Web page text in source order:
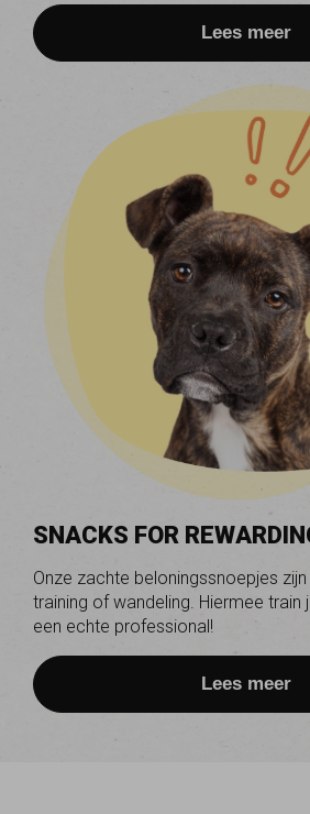
Lees meer
SNACKS FOR
Onze zachte beloningssnoepjes
training of wandeling. Hiermee
een echte professional!
Lees meer